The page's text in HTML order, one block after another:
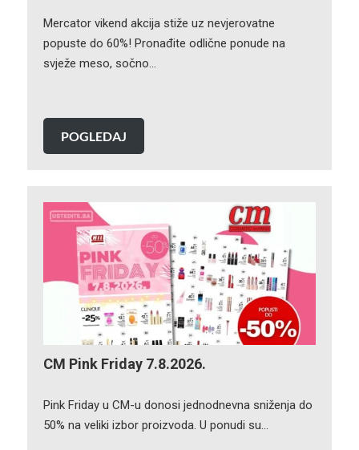
Mercator vikend akcija stiže uz nevjerovatne
popuste do 60%! Pronađite odlične ponude na
svježe meso, sočno…
POGLEDAJ
CM Pink Friday 7.8.2026.
Pink Friday u CM-u donosi jednodnevna sniženja do
50% na veliki izbor proizvoda. U ponudi su…